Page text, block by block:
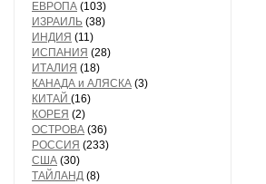
ЕВРОПА (103)
ИЗРАИЛЬ (38)
ИНДИЯ (11)
ИСПАНИЯ (28)
ИТАЛИЯ (18)
КАНАДА и АЛЯСКА (3)
КИТАЙ (16)
КОРЕЯ (2)
ОСТРОВА (36)
РОССИЯ (233)
США (30)
ТАЙЛАНД (8)